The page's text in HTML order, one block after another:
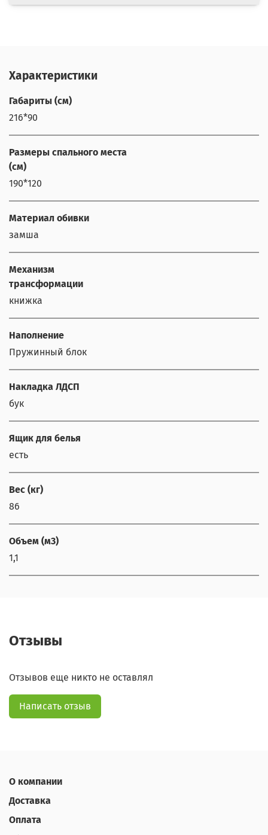
Характеристики
Габариты (см)
216*90
Размеры спального места
(см)
190*120
Материал обивки
замша
Механизм
трансформации
книжка
Наполнение
Пружинный блок
Накладка ЛДСП
бук
Ящик для белья
есть
Вес (кг)
86
Объем (м3)
1,1
Отзывы
Отзывов еще никто не оставлял
Написать отзыв
О компании
Доставка
Оплата